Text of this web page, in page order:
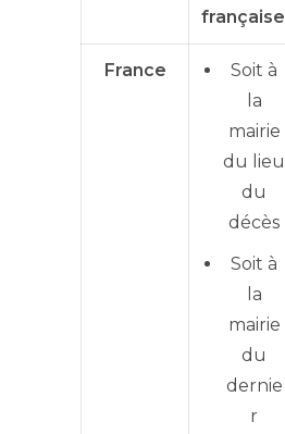
française
France
Soit à
la
mairie
du lieu
du
décès
Soit à
la
mairie
du
dernie
r